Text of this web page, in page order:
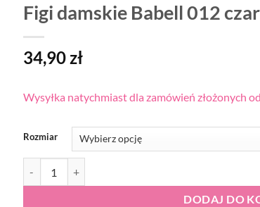
Figi damskie Babell 012
34,90zł
Wysyłka natychmiast dla zamówień złożonych
Rozmiar
DODAJ DO